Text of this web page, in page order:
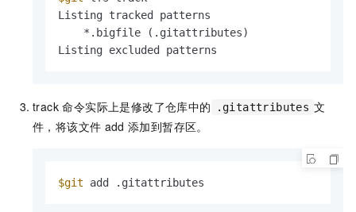
Listing tracked patterns
    *.bigfile (.gitattributes)
Listing excluded patterns
track 命令实际上是修改了仓库中的 .gitattributes 文
件，将该文件 add 添加到暂存区。
$git add .gitattributes